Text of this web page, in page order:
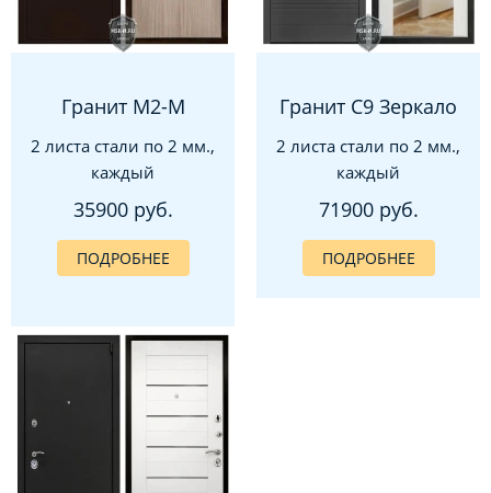
Гранит М2-М
2 листа стали по 2 мм.,
каждый
35900 руб.
ПОДРОБНЕЕ
Гранит С9 Зеркало
2 листа стали по 2 мм.,
каждый
71900 руб.
ПОДРОБНЕЕ